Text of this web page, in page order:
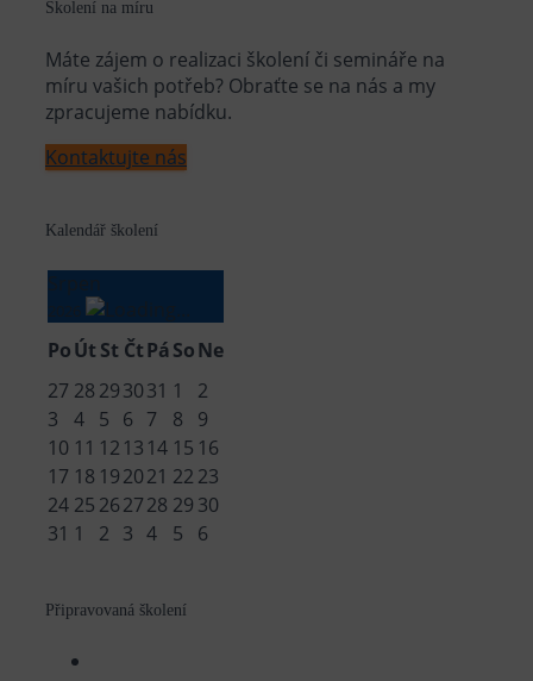
Školení na míru
Máte zájem o realizaci školení či semináře na
míru vašich potřeb? Obraťte se na nás a my
zpracujeme nabídku.
Kontaktujte nás
Kalendář školení
PoÚtSt ČtPáSoNe
27 28 293031 1
2
3
4 5 6 7 8
9
10 11 12 13 14 15 16
17 18 192021 22 23
24 25 262728 29 30
31 1 2 3 4 5 6
Připravovaná školení